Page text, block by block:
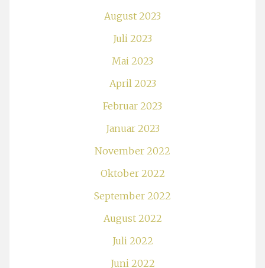
August 2023
Juli 2023
Mai 2023
April 2023
Februar 2023
Januar 2023
November 2022
Oktober 2022
September 2022
August 2022
Juli 2022
Juni 2022